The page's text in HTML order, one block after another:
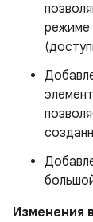
режиме
Изменения